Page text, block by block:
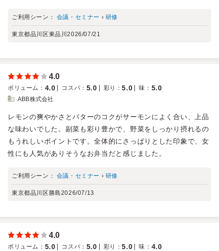
ご利用シーン： 会議・セミナー › 研修
東京都品川区東品川2026/07/21
4.0
ボリューム ： 4.0 コスパ ： 5.0 彩り ：5.0 味 ： 5.0
ABB株式会社
レモンの爽やかさとバターのコクがサーモンによく合い、上品
な味わいでした。副菜も彩り豊かで、野菜をしっかり摂れるの
もうれしいポイントです。全体的にさっぱりとした印象で、女
性にも人気がありそうなお弁当だと感じました。
ご利用シーン： 会議・セミナー › 研修
東京都品川区勝島2026/07/13
4.0
ボリューム ： 5.0 コスパ ： 5.0 彩り ：5.0 味 ： 4.0